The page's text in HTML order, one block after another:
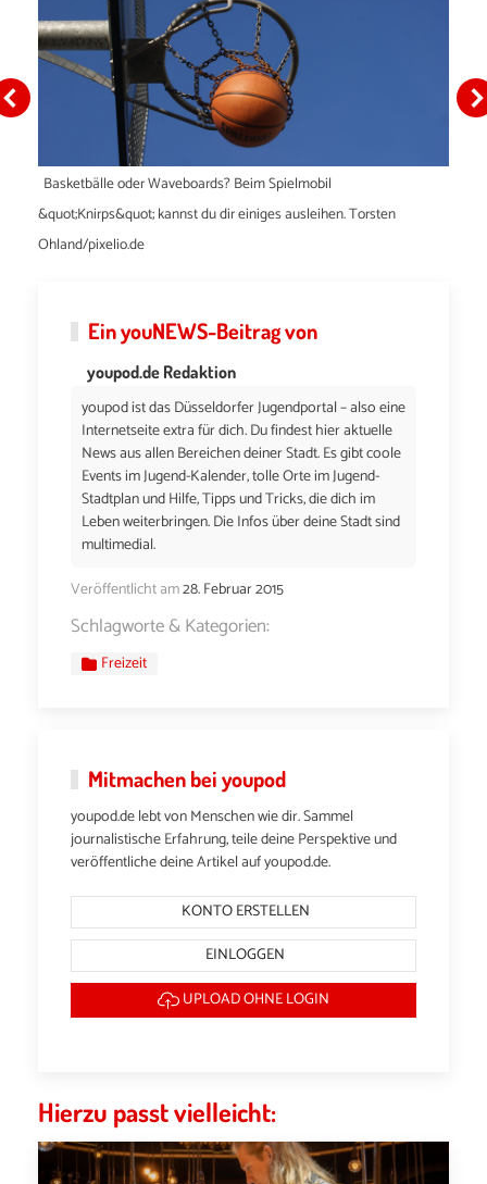
Basketbälle oder Waveboards? Beim Spielmobil
&quot;Knirps&quot; kannst du dir einiges ausleihen. Torsten
Ohland/pixelio.de
EinyouNEWS-Beitrag von
youpod.de Redaktion
youpod ist das Düsseldorfer Jugendportal – also eine
Internetseite extra für dich. Du findest hier aktuelle
News aus allen Bereichen deiner Stadt. Es gibt coole
Events im Jugend-Kalender, tolle Orte im Jugend-
Stadtplan und Hilfe, Tipps und Tricks, die dich im
Leben weiterbringen. Die Infos über deine Stadt sind
multimedial.
Veröffentlicht am28. Februar 2015
Schlagworte & Kategorien:
Freizeit
Mitmachen bei youpod
youpod.de lebt von Menschen wie dir. Sammel
journalistische Erfahrung, teile deine Perspektive und
veröffentliche deine Artikel auf youpod.de.
KONTO ERSTELLEN
EINLOGGEN
UPLOAD OHNE LOGIN
Hierzu passt vielleicht: